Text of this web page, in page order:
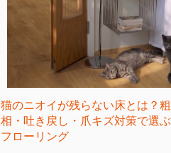
猫のニオイが残らない床とは？粗
相・吐き戻し・爪キズ対策で選ぶ
フローリング